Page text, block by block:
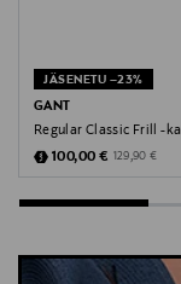
JÄSENETU –23%
GANT
Regular Classic Frill -
Discounted Price
100,00 € Original Price
129,90 €